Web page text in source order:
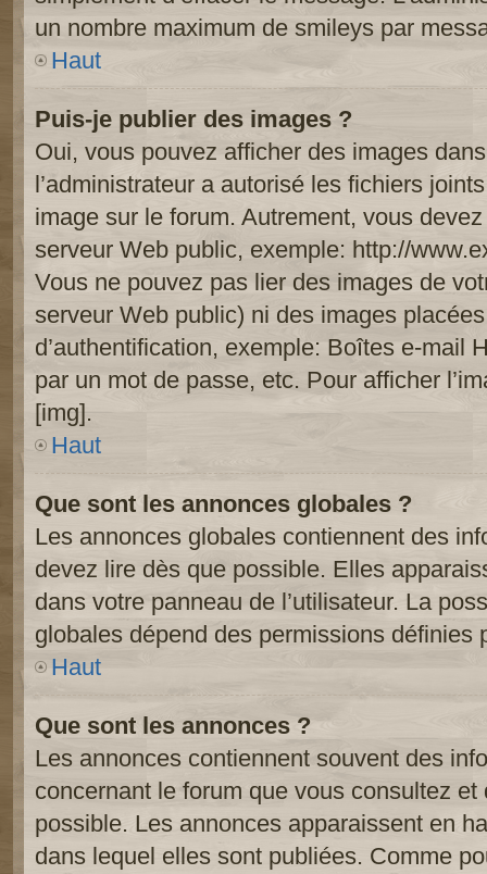
un nombre maximum de smileys par
Haut
Puis-je publier des images ?
Oui, vous pouvez afficher des images
l’administrateur a autorisé les fichiers
image sur le forum. Autrement, vous
serveur Web public, exemple: http://
Vous ne pouvez pas lier des images de
serveur Web public) ni des images
d’authentification, exemple: Boîtes e-mail
par un mot de passe, etc. Pour afficher
[img].
Haut
Que sont les annonces globales ?
Les annonces globales contiennent des
devez lire dès que possible. Elles
dans votre panneau de l’utilisateur. La
globales dépend des permissions définies
Haut
Que sont les annonces ?
Les annonces contiennent souvent des
concernant le forum que vous consultez
possible. Les annonces apparaissent en
dans lequel elles sont publiées. Comme